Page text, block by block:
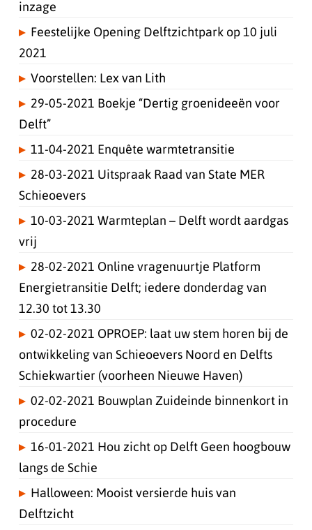
inzage
Feestelijke Opening Delftzichtpark op 10 juli
2021
Voorstellen: Lex van Lith
29-05-2021 Boekje “Dertig groenideeën voor
Delft”
11-04-2021 Enquête warmtetransitie
28-03-2021 Uitspraak Raad van State MER
Schieoevers
10-03-2021 Warmteplan – Delft wordt aardgas
vrij
28-02-2021 Online vragenuurtje Platform
Energietransitie Delft; iedere donderdag van
12.30 tot 13.30
02-02-2021 OPROEP: laat uw stem horen bij de
ontwikkeling van Schieoevers Noord en Delfts
Schiekwartier (voorheen Nieuwe Haven)
02-02-2021 Bouwplan Zuideinde binnenkort in
procedure
16-01-2021 Hou zicht op Delft Geen hoogbouw
langs de Schie
Halloween: Mooist versierde huis van
Delftzicht